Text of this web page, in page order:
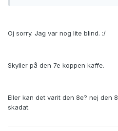
Oj sorry. Jag var nog lite blind. :/
Skyller på den 7e koppen kaffe.
Eller kan det varit den 8e? nej den
skadat.